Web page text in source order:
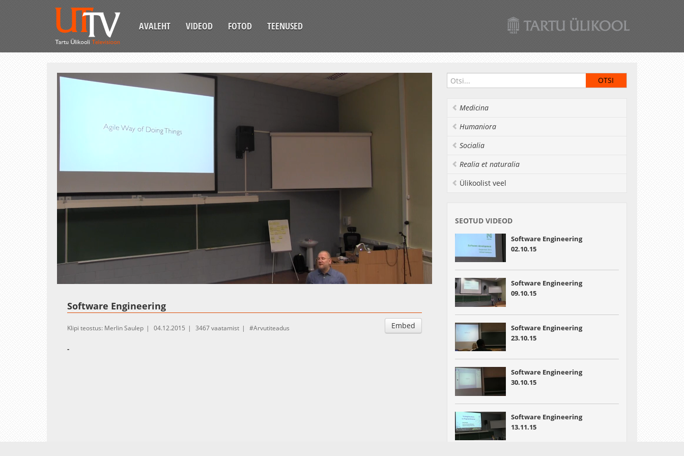
AVALEHT VIDEOD FOTOD TEENUSED
Software Engineering
Embed
Klipi teostus: Merlin Saulep 04.12.2015 3467 vaatamist Arvutiteadus
-
Medicina
Humaniora
Socialia
Realia et naturalia
Ülikoolist veel
SEOTUD VIDEOD
Software Engineering
02.10.15
Software Engineering
09.10.15
Software Engineering
23.10.15
Software Engineering
30.10.15
Software Engineering
13.11.15